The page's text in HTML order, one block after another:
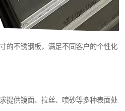
的不锈钢板，满足不同客户的个性化
提供镜面、拉丝、喷砂等多种表面处